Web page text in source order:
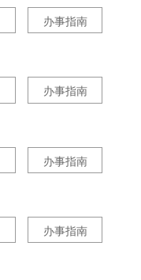
办事指南
办事指南
办事指南
办事指南